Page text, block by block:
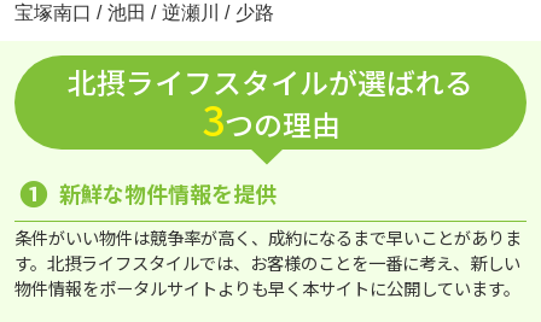
宝塚南口 / 池田 / 逆瀬川 / 少路
北摂ライフスタイルが選ばれる
3つの理由
❶ 新鮮な物件情報を提供
条件がいい物件は競争率が高く、成約になるまで早いことがありま
す。北摂ライフスタイルでは、お客様のことを一番に考え、新しい
物件情報をポータルサイトよりも早く本サイトに公開しています。